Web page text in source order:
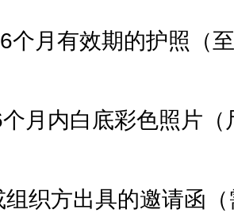
个月有效期的护照（
月内白底彩色照片
织方出具的邀请函